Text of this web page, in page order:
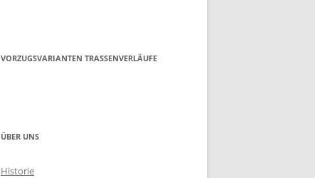
VORZUGSVARIANTEN TRASSENVERLÄUFE
ÜBER UNS
Historie